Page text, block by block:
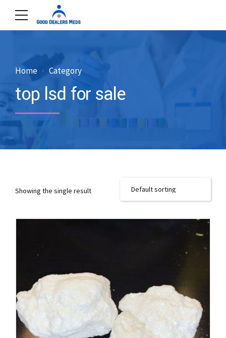
Home Category
top lsd for sale
Showing the single result